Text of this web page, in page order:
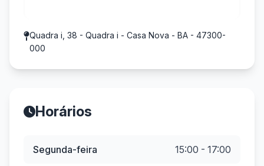
Quadra i, 38 - Quadra i - Casa Nova - BA - 47300-
000
Horários
Segunda-feira 15:00 - 17:00